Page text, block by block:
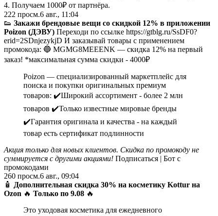
4. Получаем 1000₽ от партнёра.
222 просм.6 авг., 11:04
👟 Закажи брендовые вещи со скидкой 12% в приложении
Poizon (ДЭВУ) Переходи по ссылке https://gtblg.ru/SsDF0?
erid=2SDnjezykjD И заказывай товары с применением
промокода: 🔵 MGMG8MEEENK — скидка 12% на первый
заказ! *максимальная сумма скидки - 4000₽
Poizon — специализированный маркетплейс для
поиска и покупки оригинальных премиум
товаров: ✔️Широкий ассортимент - более 2 млн
товаров ✔️Только известные мировые бренды
✔️Гарантия оригинала и качества - на каждый
товар есть сертификат подлинности
Акция только для новых клиентов. Скидка по промокоду не
суммируется с другими акциями! Подписаться | Бот с
промокодами
260 просм.6 авг., 09:04
🧴
Дополнительная скидка 30% на косметику Kottur на
Ozon 🔥 Только по 9.08 🔥
Это уходовая косметика для ежедневного